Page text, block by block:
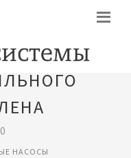
НАСОСЫ